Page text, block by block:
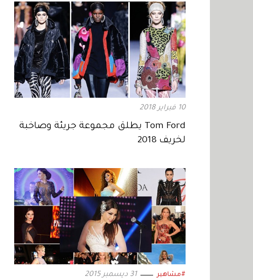
10 فبراير 2018
Tom Ford يطلق مجموعة جريئة وصاخبة
لخريف 2018
#مشاهير 31 ديسمبر 2015